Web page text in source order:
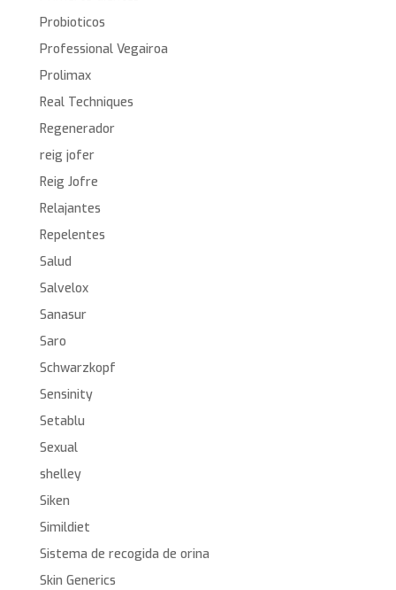
Probioticos
Professional Vegairoa
Prolimax
Real Techniques
Regenerador
reig jofer
Reig Jofre
Relajantes
Repelentes
Salud
Salvelox
Sanasur
Saro
Schwarzkopf
Sensinity
Setablu
Sexual
shelley
Siken
Simildiet
Sistema de recogida de orina
Skin Generics